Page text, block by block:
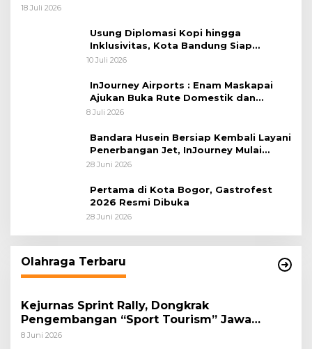
18 Juli 2026
Usung Diplomasi Kopi hingga
Inklusivitas, Kota Bandung Siap
Sambut 25 Duta Besar di Festival Asia
10 Juli 2026
InJourney Airports : Enam Maskapai
Ajukan Buka Rute Domestik dan
Internasional dari Bandara Husein
8 Juli 2026
Bandara Husein Bersiap Kembali Layani
Penerbangan Jet, InJourney Mulai
Tahap Optimalisasi
28 Juni 2026
Pertama di Kota Bogor, Gastrofest
2026 Resmi Dibuka
28 Juni 2026
Olahraga Terbaru
Kejurnas Sprint Rally, Dongkrak
Pengembangan “Sport Tourism” Jawa
Tengah
8 Juni 2026